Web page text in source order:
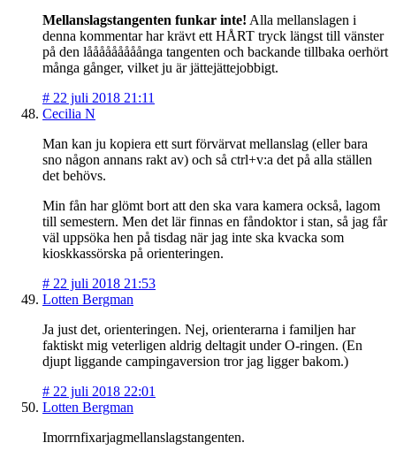
Mellanslagstangenten funkar inte! Alla mellanslagen i
denna kommentar har krävt ett HÅRT tryck längst till vänster
på den lååååååååånga tangenten och backande tillbaka oerhört
många gånger, vilket ju är jättejättejobbigt.
# 22 juli 2018 21:11
Cecilia N
Man kan ju kopiera ett surt förvärvat mellanslag (eller bara
sno någon annans rakt av) och så ctrl+v:a det på alla ställen
det behövs.
Min fån har glömt bort att den ska vara kamera också, lagom
till semestern. Men det lär finnas en fåndoktor i stan, så jag får
väl uppsöka hen på tisdag när jag inte ska kvacka som
kioskkassörska på orienteringen.
# 22 juli 2018 21:53
Lotten Bergman
Ja just det, orienteringen. Nej, orienterarna i familjen har
faktiskt mig veterligen aldrig deltagit under O-ringen. (En
djupt liggande campingaversion tror jag ligger bakom.)
# 22 juli 2018 22:01
Lotten Bergman
Imorrnfixarjagmellanslagstangenten.